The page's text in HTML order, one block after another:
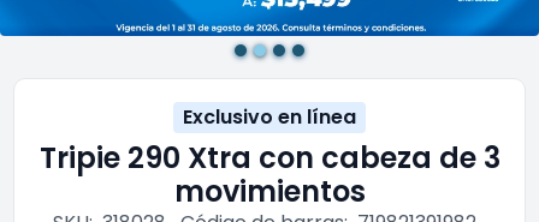
Exclusivo en línea
Tripie 290 Xtra con cabeza de 3
movimientos